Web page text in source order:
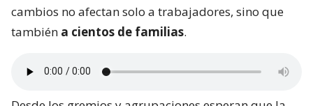
cambios no afectan solo a trabajadores, sino que
también a cientos de familias.